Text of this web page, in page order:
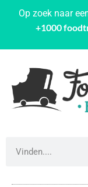
Op zoek naar
+1000